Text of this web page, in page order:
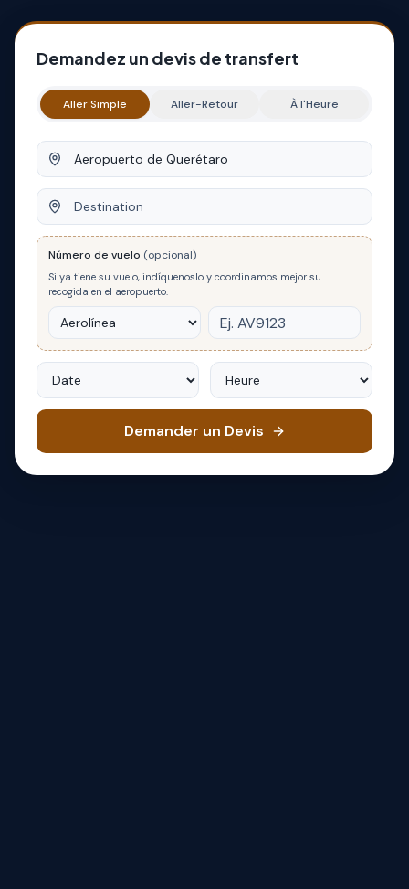
Demandez un devis de transfert
Aller Simple Aller-Retour À l'Heure
Origine
Destination
Número de vuelo (opcional)
Si ya tiene su vuelo, indíquenoslo y coordinamos mejor su
recogida en el aeropuerto.
Date Heure
Demander un Devis